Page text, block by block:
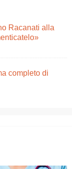
Racanati alla
completo di